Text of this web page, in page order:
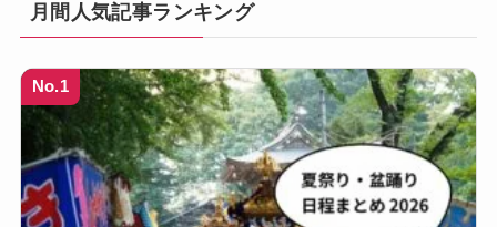
月間人気記事ランキング
No.1